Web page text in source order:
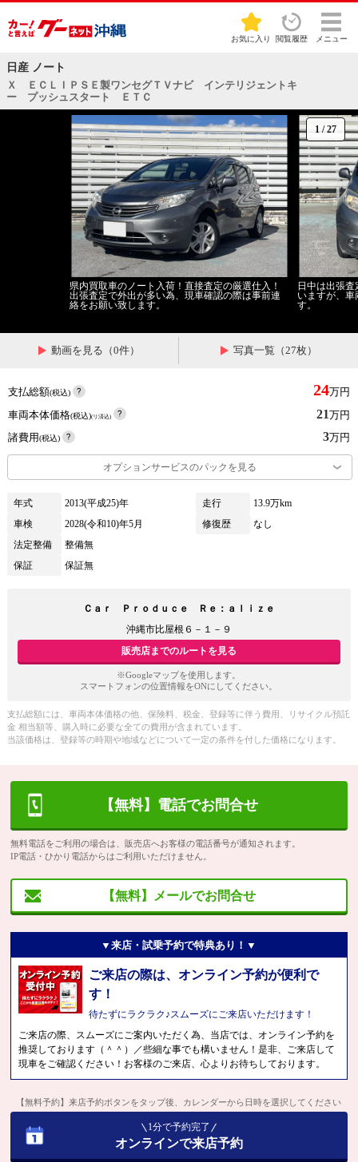
お気に入り 閲覧履歴 メニュー
日産 ノート
Ｘ ＥＣＬＩＰＳＥ製ワンセグＴＶナビ インテリジェントキ
ー プッシュスタート ＥＴＣ
1 /27
県内買取車のノート入荷！直接査定の厳選仕入！
出張査定で外出が多い為、現車確認の際は事前連
絡をお願い致します。
日中は出張
いますが、
す。
動画を見る（0件） 写真一覧（27枚）
支払総額(税込) 24万円
車両本体価格(税込)(リ済込) 21万円
諸費用(税込) 3万円
オプションサービスのパックを見る
年式 2013(平成25)年 走行
13.9万km
車検
2028(令和10)年5月 修復歴
なし
法定整備
整備無
保証
保証無
Ｃａｒ Ｐｒｏｄｕｃｅ Ｒｅ：ａｌｉｚｅ
沖縄市比屋根６－１－９
販売店までのルートを見る
※Googleマップを使用します。
スマートフォンの位置情報をONにしてください。
支払総額には、車両本体価格の他、保険料、税金、登録等に伴う費用、リサイクル預託
金 相当額等、購入時に必要な全ての費用が含まれています。
当該価格は、登録等の時期や地域などについて一定の条件を付した価格になります。
【無料】電話でお問合せ
無料電話をご利用の場合は、販売店へお客様の電話番号が通知されます。
IP電話・ひかり電話からはご利用いただけません。
【無料】メールでお問合せ
▼来店・試乗予約で特典あり！▼
ご来店の際は、オンライン予約が便利で
す！
待たずにラクラク♪スムーズにご来店いただけます！
ご来店の際、スムーズにご案内いただく為、当店では、オンライン予約を
推奨しております（＾＾）／些細な事でも構いません！是非、ご来店して
現車をご確認ください！お客様のご来店、心よりお待ちしております。
【無料予約】来店予約ボタンをタップ後、カレンダーから日時を選択してください
1分で予約完了
オンラインで来店予約